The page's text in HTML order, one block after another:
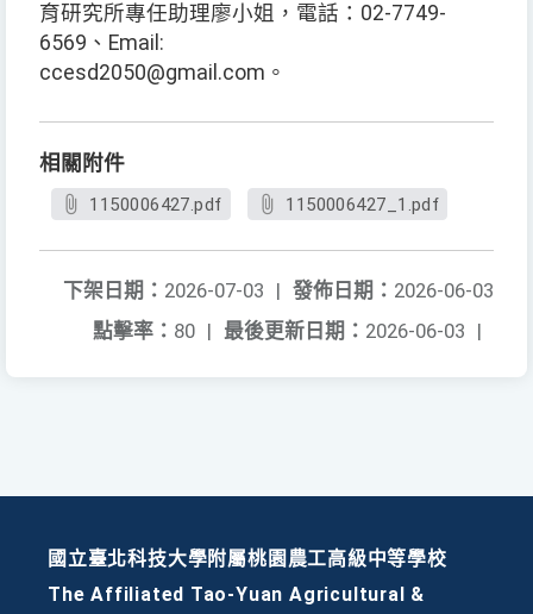
育研究所專任助理廖小姐，電話：02-7749-
6569、Email:
ccesd2050@gmail.com。
相關附件
1150006427.pdf 1150006427_1.pdf
發佈日期： 2026-06-03
下架日期： 2026-07-03 |
最後更新日期： 2026-06-03 |
點擊率： 80 |
國立臺北科技大學附屬桃園農工高級中等學校
The Affiliated Tao-Yuan Agricultural &